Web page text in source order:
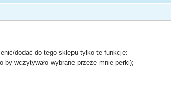
dodać do tego sklepu tylko te funkcje:
by wczytywało wybrane przeze mnie perki);